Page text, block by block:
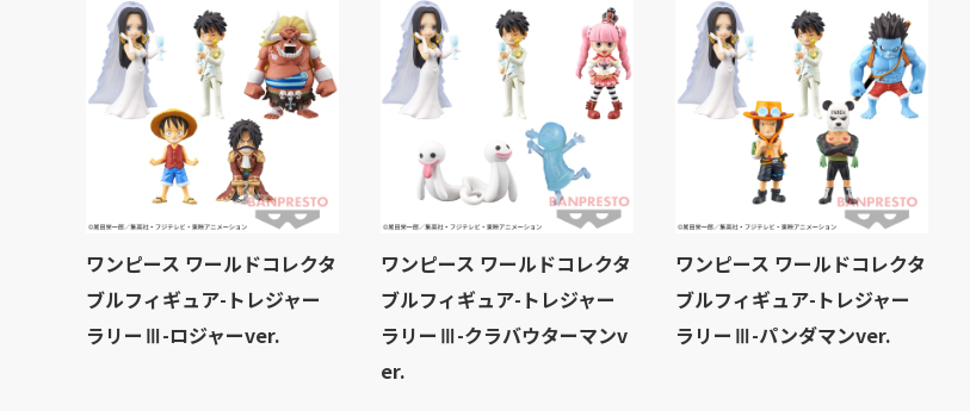
ワンピース ワールドコレクタ
ブルフィギュア-トレジャー
ラリーⅢ-ロジャーver.
ワンピース ワールドコレクタ
ブルフィギュア-トレジャー
ラリーⅢ-クラバウターマンv
er.
ワンピース ワールドコレクタ
ブルフィギュア-トレジャー
ラリーⅢ-パンダマンver.